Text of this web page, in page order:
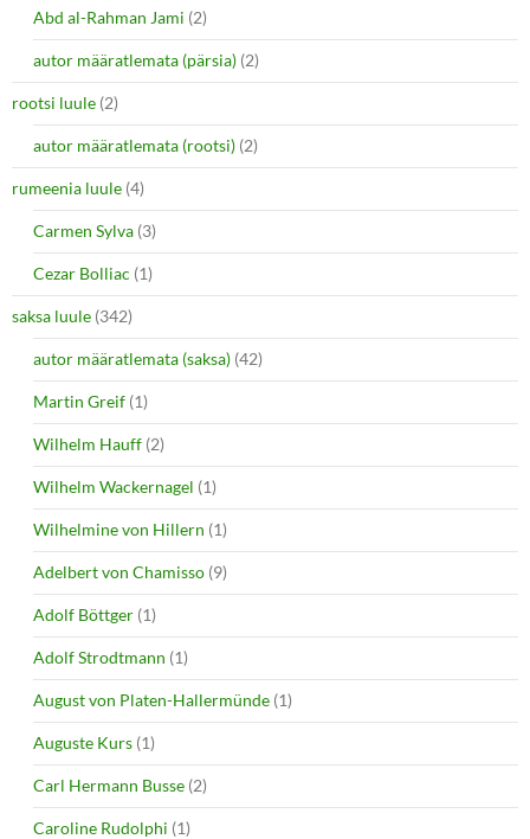
Abd al-Rahman Jami (2)
autor määratlemata (pärsia) (2)
rootsi luule (2)
autor määratlemata (rootsi) (2)
rumeenia luule (4)
Carmen Sylva (3)
Cezar Bolliac (1)
saksa luule (342)
autor määratlemata (saksa) (42)
Martin Greif (1)
Wilhelm Hauff (2)
Wilhelm Wackernagel (1)
Wilhelmine von Hillern (1)
Adelbert von Chamisso (9)
Adolf Böttger (1)
Adolf Strodtmann (1)
August von Platen-Hallermünde (1)
Auguste Kurs (1)
Carl Hermann Busse (2)
Caroline Rudolphi (1)